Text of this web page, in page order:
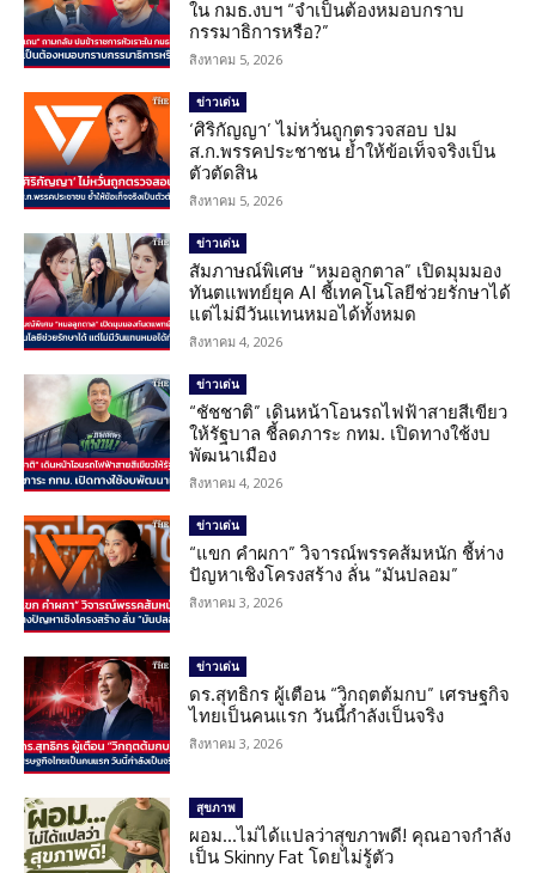
ใน กมธ.งบฯ “จำเป็นต้องหมอบกราบ
กรรมาธิการหรือ?”
สิงหาคม 5, 2026
ข่าวเด่น
‘ศิริกัญญา’ ไม่หวั่นถูกตรวจสอบ ปม
ส.ก.พรรคประชาชน ย้ำให้ข้อเท็จจริงเป็น
ตัวตัดสิน
สิงหาคม 5, 2026
ข่าวเด่น
สัมภาษณ์พิเศษ “หมอลูกตาล” เปิดมุมมอง
ทันตแพทย์ยุค AI ชี้เทคโนโลยีช่วยรักษาได้
แต่ไม่มีวันแทนหมอได้ทั้งหมด
สิงหาคม 4, 2026
ข่าวเด่น
“ชัชชาติ” เดินหน้าโอนรถไฟฟ้าสายสีเขียว
ให้รัฐบาล ชี้ลดภาระ กทม. เปิดทางใช้งบ
พัฒนาเมือง
สิงหาคม 4, 2026
ข่าวเด่น
“แขก คำผกา” วิจารณ์พรรคส้มหนัก ชี้ห่าง
ปัญหาเชิงโครงสร้าง ลั่น “มันปลอม”
สิงหาคม 3, 2026
ข่าวเด่น
ดร.สุทธิกร ผู้เตือน “วิกฤตต้มกบ” เศรษฐกิจ
ไทยเป็นคนแรก วันนี้กำลังเป็นจริง
สิงหาคม 3, 2026
สุขภาพ
ผอม…ไม่ได้แปลว่าสุขภาพดี! คุณอาจกำลัง
เป็น Skinny Fat โดยไม่รู้ตัว